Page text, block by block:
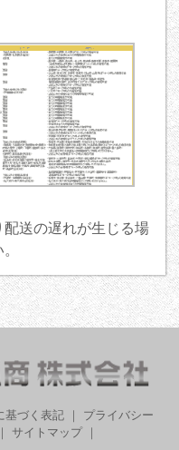
送の遅れが生じる場
基づく表記
プライバシー
サイトマップ｜